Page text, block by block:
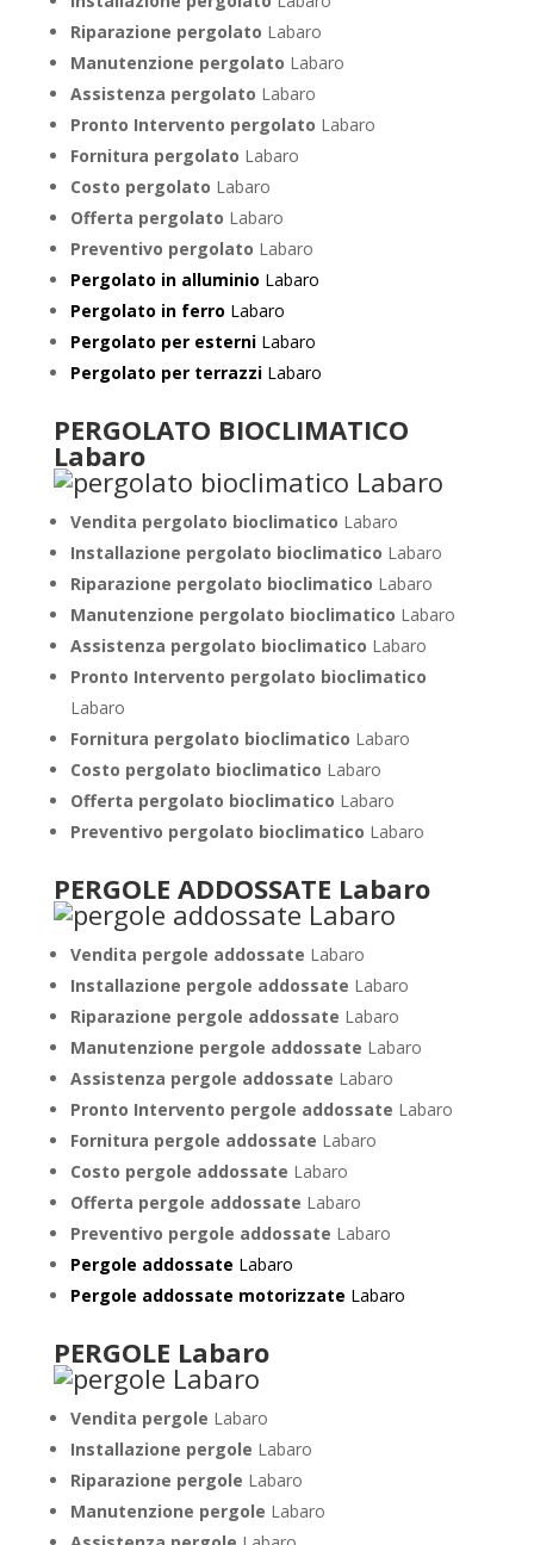
Riparazione pergolato Labaro
Manutenzione pergolato Labaro
Assistenza pergolato Labaro
Pronto Intervento pergolato Labaro
Fornitura pergolato Labaro
Costo pergolato Labaro
Offerta pergolato Labaro
Preventivo pergolato Labaro
Pergolato in alluminio Labaro
Pergolato in ferro Labaro
Pergolato per esterniLabaro
Pergolato per terrazziLabaro
PERGOLATO BIOCLIMATICO
Labaro
Vendita pergolato bioclimatico Labaro
Installazione pergolato bioclimatico Labaro
Riparazione pergolato bioclimatico Labaro
Manutenzione pergolato bioclimatico Labaro
Assistenza pergolato bioclimatico Labaro
Pronto Intervento pergolato bioclimatico
Labaro
Fornitura pergolato bioclimatico Labaro
Costo pergolato bioclimatico Labaro
Offerta pergolato bioclimatico Labaro
Preventivo pergolato bioclimatico Labaro
PERGOLE ADDOSSATE Labaro
Vendita pergole addossate Labaro
Installazione pergole addossate Labaro
Riparazione pergole addossate Labaro
Manutenzione pergole addossate Labaro
Assistenza pergole addossate Labaro
Pronto Intervento pergole addossate Labaro
Fornitura pergole addossate Labaro
Costo pergole addossate Labaro
Offerta pergole addossate Labaro
Preventivo pergole addossate Labaro
Pergole addossate Labaro
Pergole addossate motorizzate Labaro
PERGOLE Labaro
Vendita pergole Labaro
Installazione pergole Labaro
Riparazione pergole Labaro
Manutenzione pergole Labaro